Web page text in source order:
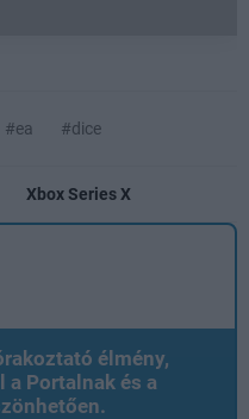
#ea #dice
Xbox Series X
élmény,
Portalnak és a